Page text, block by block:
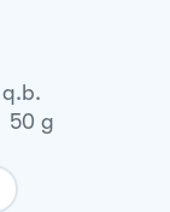
q.b.
50 g